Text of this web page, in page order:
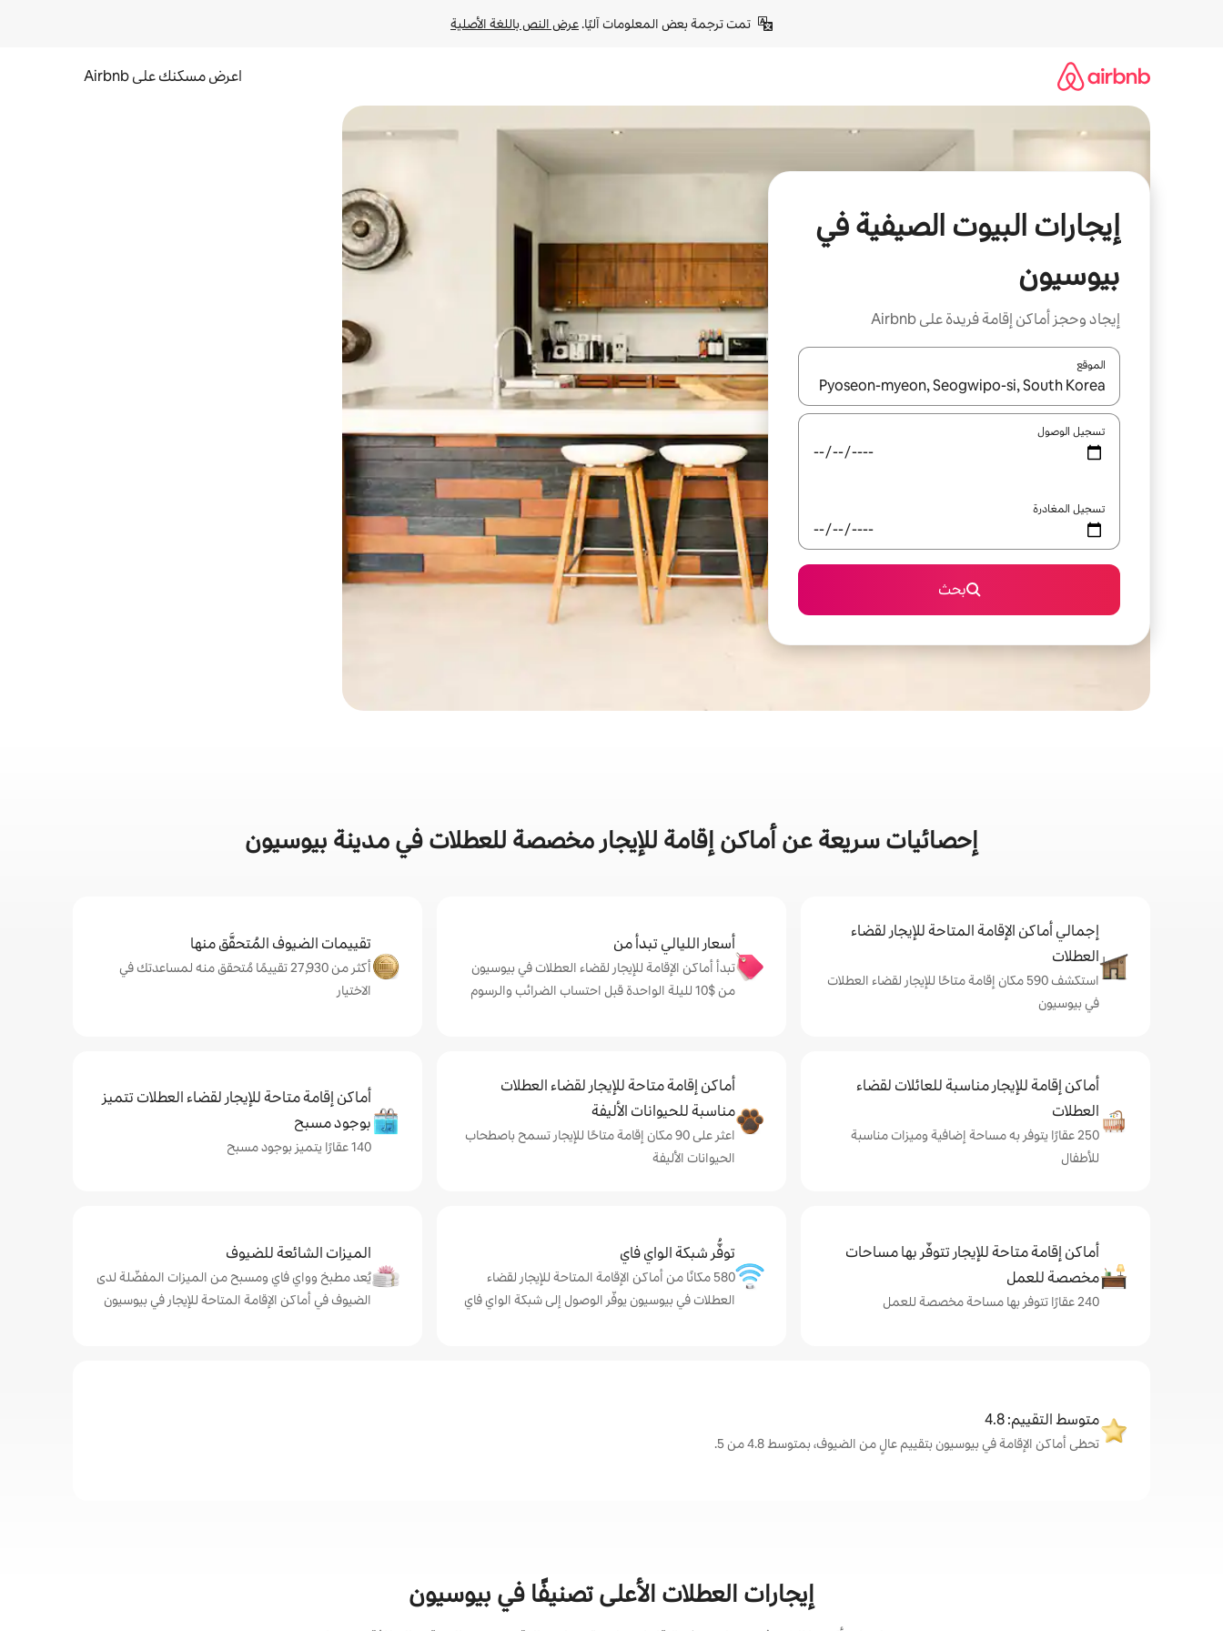
تمت ترجمة بعض المعلومات آليًا. عرض النص باللغة الأصلية
اعرض مسكنك على Airbnb
إيجارات البيوت الصيفية في
بيوسيون
إيجاد وحجز أماكن إقامة فريدة على Airbnb
الموقع
عند توفر النتائج، انتقل باستخدام السهمين لأعلى ولأسفل أو استكشف عن طريق اللمس أو السحب.
تسجيل الوصول
تسجيل المغادرة
بحث
إحصائيات سريعة عن أماكن إقامة للإيجار مخصصة للعطلات في مدينة بيوسيون
إجمالي أماكن الإقامة المتاحة للإيجار لقضاء
العطلات
استكشف 590 مكان إقامة متاحًا للإيجار لقضاء العطلات
في بيوسيون
أسعار الليالي تبدأ من
تبدأ أماكن الإقامة للإيجار لقضاء العطلات في بيوسيون
من $‏10 لليلة الواحدة قبل احتساب الضرائب والرسوم
تقييمات الضيوف المُتحقَّق منها
أكثر من 27,930 تقييمًا مُتحقق منه لمساعدتك في
الاختيار
أماكن إقامة للإيجار مناسبة للعائلات لقضاء
العطلات
250 عقارًا يتوفر به مساحة إضافية وميزات مناسبة
للأطفال
أماكن إقامة متاحة للإيجار لقضاء العطلات
مناسبة للحيوانات الأليفة
اعثر على 90 مكان إقامة متاحًا للإيجار تسمح باصطحاب
الحيوانات الأليفة
أماكن إقامة متاحة للإيجار لقضاء العطلات تتميز
بوجود مسبح
140 عقارًا يتميز بوجود مسبح
أماكن إقامة متاحة للإيجار تتوفّر بها مساحات
مخصصة للعمل
240 عقارًا تتوفر بها مساحة مخصصة للعمل
توفُّر شبكة الواي فاي
580 مكانًا من أماكن الإقامة المتاحة للإيجار لقضاء
العطلات في بيوسيون يوفّر الوصول إلى شبكة الواي فاي
الميزات الشائعة للضيوف
يُعد مطبخ وواي فاي ومسبح من الميزات المفضّلة لدى
الضيوف في أماكن الإقامة المتاحة للإيجار في بيوسيون
متوسط التقييم: 4.8
تحظى أماكن الإقامة في بيوسيون بتقييم عالٍ من الضيوف، بمتوسط 4.8 من 5.
إيجارات العطلات الأعلى تصنيفًا في بيوسيون